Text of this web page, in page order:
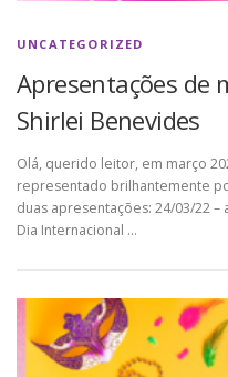
UNCATEGORIZED
Apresentações de
Shirlei Benevides
Olá, querido leitor, em março
representado brilhantemente
duas apresentações: 24/03/22
Dia Internacional …